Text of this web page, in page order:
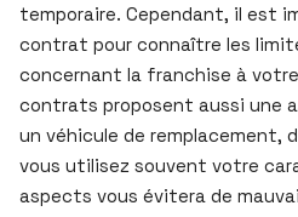
temporaire. Cependant, il est
contrat pour connaître les
concernant la franchise à
contrats proposent aussi une
un véhicule de remplacement,
vous utilisez souvent votre
aspects vous évitera de